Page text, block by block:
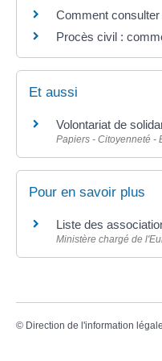
Comment
Procès civil :
Et aussi
Volontariat de
Papiers - Citoyenneté -
Pour en savoir plus
Liste des
Ministère chargé de
© Direction de l'information